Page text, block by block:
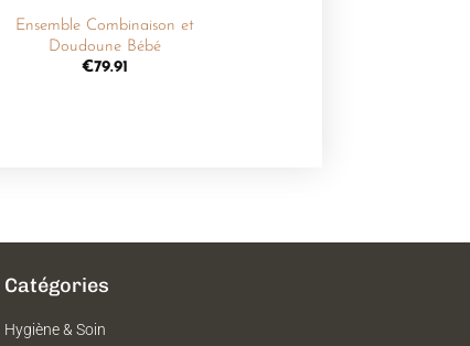
Ensemble Combinaison et
Doudoune Bébé
€79.91
Catégories
Hygiène & Soin